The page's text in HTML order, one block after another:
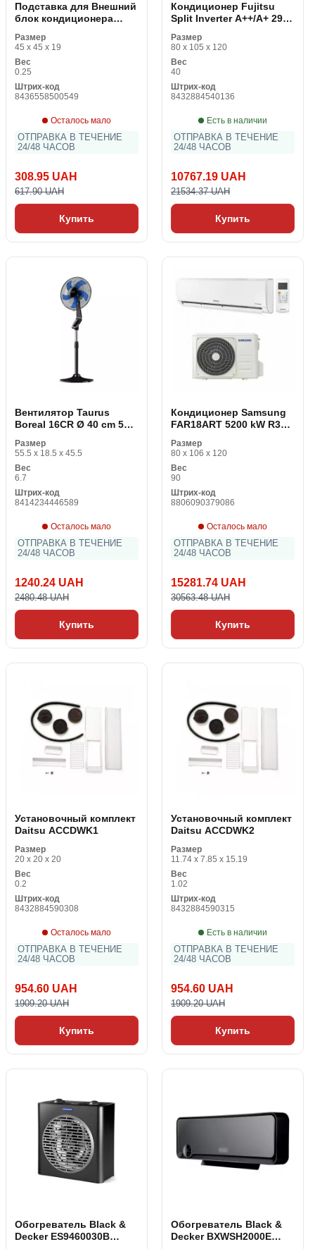
Подставка для Внешний
блок кондиционера
x 45 cm)
Размер
45 x 45 x 19
Вес
0.25
Штрих-код
8436558500549
Осталось мало
ОТПРАВКА В ТЕЧЕНИЕ
24/48 ЧАСОВ
308.95 UAH
617.90 UAH
Купить
Кондиционер Fujitsu
Split Inverter A++/A+ 2923
Размер
80 x 105 x 120
Вес
40
Штрих-код
8432884540136
Есть в наличии
ОТПРАВКА В ТЕЧЕНИЕ
24/48 ЧАСОВ
10767.19 UAH
21534.37 UAH
Купить
Вентилятор Taurus
Boreal 16CR Ø 40 cm 50W
Размер
55.5 x 18.5 x 45.5
Вес
6.7
Штрих-код
8414234446589
Осталось мало
ОТПРАВКА В ТЕЧЕНИЕ
24/48 ЧАСОВ
1240.24 UAH
2480.48 UAH
Купить
Кондиционер Samsung
FAR18ART 5200 kW R32
фильтр Split Белый
Размер
80 x 106 x 120
Вес
90
Штрих-код
8806090379086
Осталось мало
ОТПРАВКА В ТЕЧЕНИЕ
24/48 ЧАСОВ
15281.74 UAH
30563.48 UAH
Купить
Установочный комплект
Daitsu ACCDWK1
Размер
20 x 20 x 20
Вес
0.2
Штрих-код
8432884590308
Осталось мало
ОТПРАВКА В ТЕЧЕНИЕ
24/48 ЧАСОВ
954.60 UAH
1909.20 UAH
Купить
Установочный комплект
Daitsu ACCDWK2
Размер
11.74 x 7.85 x 15.19
Вес
1.02
Штрих-код
8432884590315
Есть в наличии
ОТПРАВКА В ТЕЧЕНИЕ
24/48 ЧАСОВ
954.60 UAH
1909.20 UAH
Купить
Обогреватель Black &
Decker ES9460030B
Обогреватель Black &
Decker BXWSH2000E